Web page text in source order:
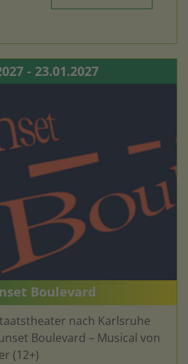
- 23.01.2027
Boulevard
nach Karlsruhe
Boulevard – Musical von
(12+)